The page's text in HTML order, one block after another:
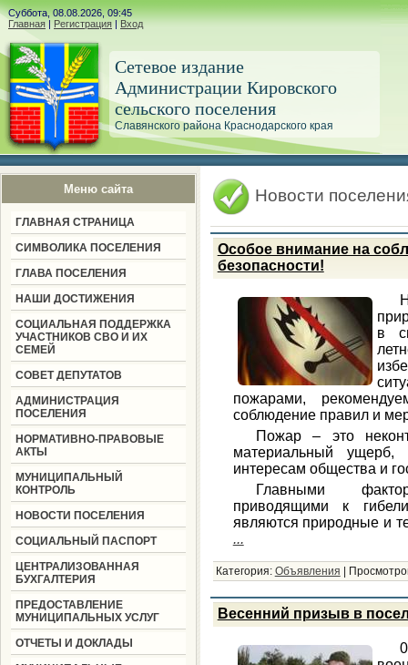
Суббота, 08.08.2026, 09:45
Главная | Регистрация | Вход
Сетевое издание
Администрации Кировского
сельского поселения
Славянского района Краснодарского края
Меню сайта
ГЛАВНАЯ СТРАНИЦА
СИМВОЛИКА ПОСЕЛЕНИЯ
ГЛАВА ПОСЕЛЕНИЯ
НАШИ ДОСТИЖЕНИЯ
СОЦИАЛЬНАЯ ПОДДЕРЖКА
УЧАСТНИКОВ СВО И ИХ
СЕМЕЙ
СОВЕТ ДЕПУТАТОВ
АДМИНИСТРАЦИЯ
ПОСЕЛЕНИЯ
НОРМАТИВНО-ПРАВОВЫЕ
АКТЫ
МУНИЦИПАЛЬНЫЙ
КОНТРОЛЬ
НОВОСТИ ПОСЕЛЕНИЯ
СОЦИАЛЬНЫЙ ПАСПОРТ
ЦЕНТРАЛИЗОВАННАЯ
БУХГАЛТЕРИЯ
ПРЕДОСТАВЛЕНИЕ
МУНИЦИПАЛЬНЫХ УСЛУГ
ОТЧЕТЫ И ДОКЛАДЫ
Новости
Особое внимание на
безопасности!
в
пожарами,
соблюдение правил и
Пожар – это
материальный
интересам общества и
Главными
приводящими к
являются природные и
...
Категория: Объявления
Весенний призыв в